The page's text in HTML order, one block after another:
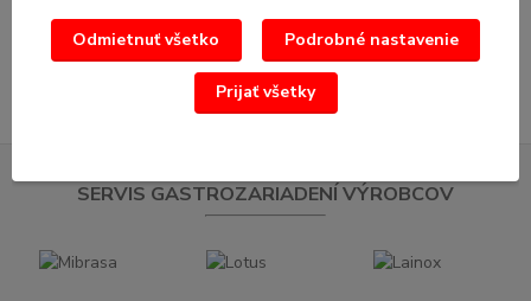
Samonávíjacie bubny
SERVIS GASTROZARIADENÍ VÝROBCOV
Odmietnuť všetko Podrobné nastavenie
Prijať všetky